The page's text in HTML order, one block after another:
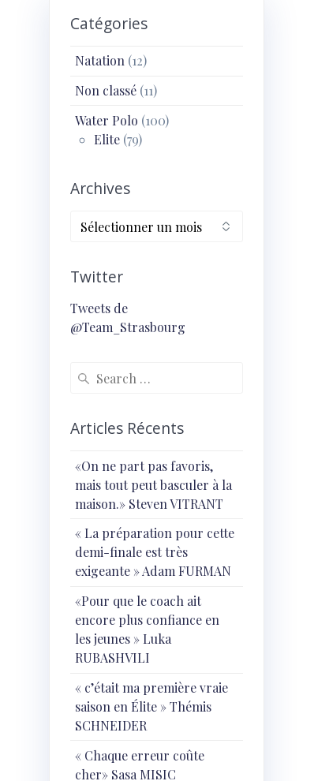
Catégories
Natation (12)
Non classé (11)
Water Polo (100)
Elite (79)
Archives
Archives
Twitter
Tweets de
@Team_Strasbourg
Search
Articles Récents
«On ne part pas favoris,
mais tout peut basculer à la
maison.» Steven VITRANT
« ⁠La préparation pour cette
demi-finale est très
exigeante » Adam FURMAN
«Pour que le coach ait
encore plus confiance en
les jeunes » Luka
RUBASHVILI
« c’était ma première vraie
saison en Élite » Thémis
SCHNEIDER
« Chaque erreur coûte
cher» Sasa MISIC